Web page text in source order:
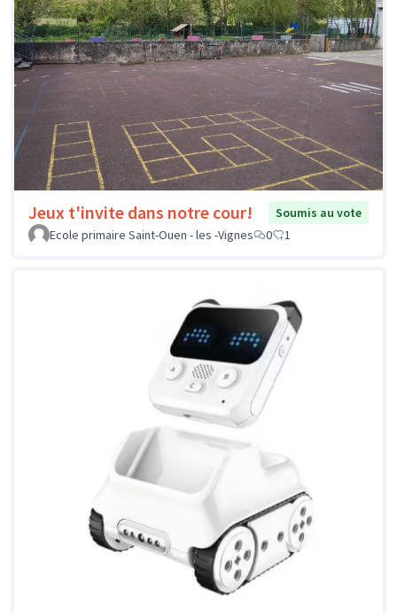
Jeux t'invite dans notre cour!
Soumis au vote
Ecole primaire Saint-Ouen - les -Vignes
0 1